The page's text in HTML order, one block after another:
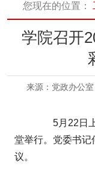
您现在的位置：
学院召开
来源：党政办公室
5月22日上
堂举行。党委书记
议。